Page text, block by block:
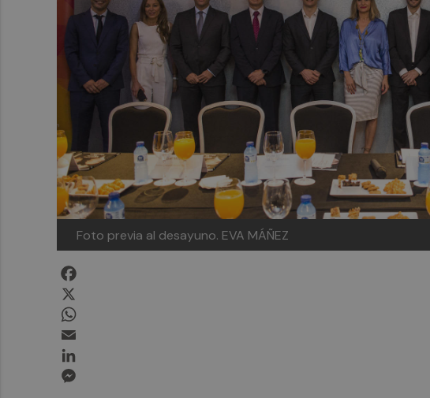
Foto previa al desayuno. EVA MÁÑEZ